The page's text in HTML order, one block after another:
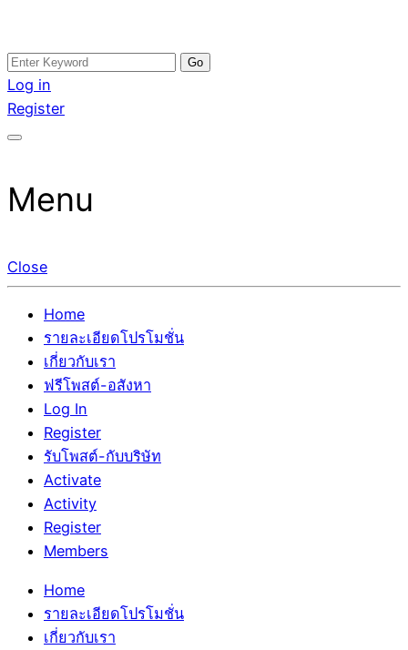
Skip
to
content
อสังหาโพสต์ รีวิวเยอะ รับจ้างโพสต์ขายบ้าน รับจ้างโพสต์อสัง
หา แตกต่างอย่างตั้งใจ รับรองผล อันดับ1 การโพสต์ขายอสังหา
กับทีมงานบริษัท บ้าน ที่ดิน คอนโด ติดGoogleหน้าแรกได้จริงๆ
รับจ้างโพสอสังหา ขายบ้าน อสังหาโพสต์ เชื่อถือได้จริง รับ
โพสต์ ที่ดิน กับทีมงานบริษัท ถูกและดีที่สุด ไม่มีค่านายหน้า
ขายได้จริงๆ ช่วยสร้างโอกาสในการขายได้มากกว่า ที่เดียว ที่
Search
for:
Log in
Register
Menu
Close
Home
รายละเอียดโปรโมชั่น
เกี่ยวกับเรา
ฟรีโพสต์-อสังหา
Log In
Register
รับโพสต์-กับบริษัท
Activate
Activity
Register
Members
Home
รายละเอียดโปรโมชั่น
เกี่ยวกับเรา